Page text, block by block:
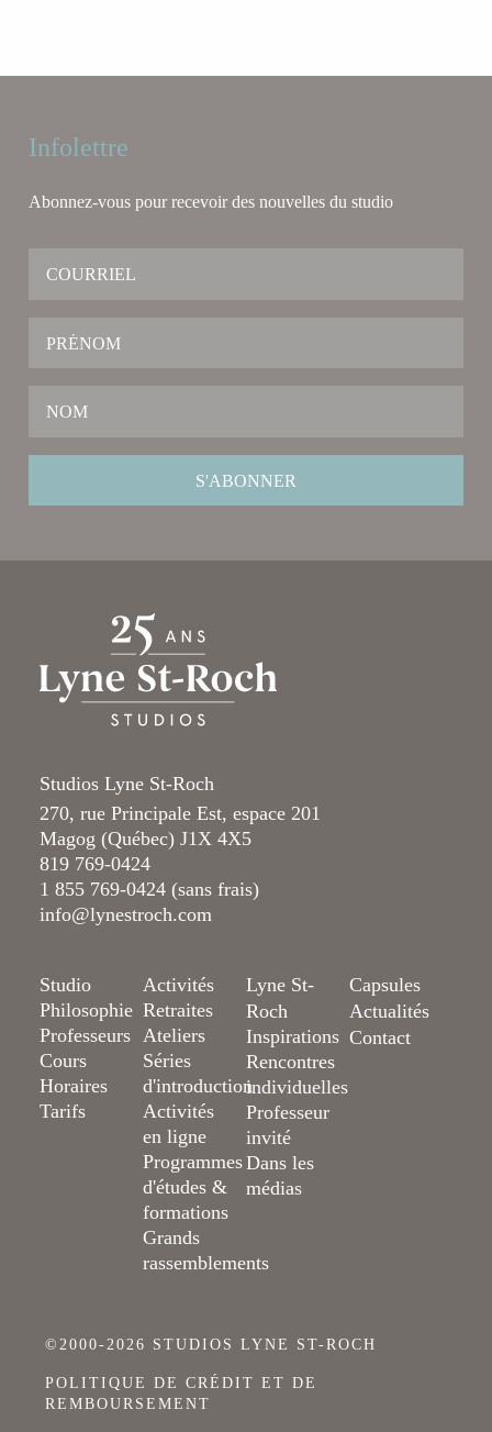
Infolettre
Abonnez-vous pour recevoir des nouvelles du studio
Studios Lyne St-Roch
270, rue Principale Est, espace 201
Magog (Québec) J1X 4X5
819 769-0424
1 855 769-0424 (sans frais)
info@lynestroch.com
Studio
Philosophie
Professeurs
Cours
Horaires
Tarifs
Activités
Retraites
Ateliers
Séries
d'introduction
Activités
en ligne
Programmes
d'études &
formations
Grands
rassemblements
Lyne St-
Roch
Inspirations
Rencontres
individuelles
Professeur
invité
Dans les
médias
Capsules
Actualités
Contact
©2000-2026 STUDIOS LYNE ST-ROCH
POLITIQUE DE CRÉDIT ET DE
REMBOURSEMENT